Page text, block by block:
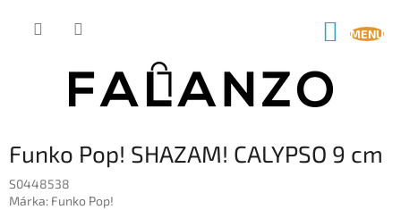
KOSÁR
Funko Pop! SHAZAM! CALYPSO 9 cm
S0448538
Márka: Funko Pop!